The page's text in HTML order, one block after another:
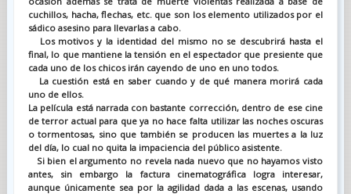
cuchillos, hacha, flechas, etc. que son los elemento utilizados por el
sádico asesino para llevarlas a cabo.
Los motivos y la identidad del mismo no se descubrirá hasta el
final, lo que mantiene la tensión en el espectador que presiente que
cada uno de los chicos irán cayendo de uno en uno todos.
La cuestión está en saber cuando y de qué manera morirá cada
uno de ellos.
La película está narrada con bastante corrección, dentro de ese cine
de terror actual para que ya no hace falta utilizar las noches oscuras
o tormentosas, sino que también se producen las muertes a la luz
del día, lo cual no quita la impaciencia del público asistente.
Si bien el argumento no revela nada nuevo que no hayamos visto
antes, sin embargo la factura cinematográfica logra interesar,
aunque únicamente sea por la agilidad dada a las escenas, usando